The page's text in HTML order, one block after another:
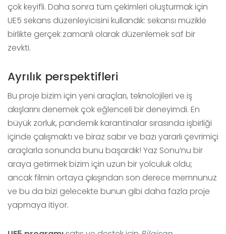
çok keyifli. Daha sonra tüm çekimleri oluşturmak için
UE5 sekans düzenleyicisini kullandık: sekansı müzikle
birlikte gerçek zamanlı olarak düzenlemek saf bir
zevkti.
Ayrılık perspektifleri
Bu proje bizim için yeni araçları, teknolojileri ve iş
akışlarını denemek çok eğlenceli bir deneyimdi. En
büyük zorluk, pandemik karantinalar sırasında işbirliği
içinde çalışmaktı ve biraz sabır ve bazı yararlı çevrimiçi
araçlarla sonunda bunu başardık! Yaz Sonu’nu bir
araya getirmek bizim için uzun bir yolculuk oldu;
ancak filmin ortaya çıkışından son derece memnunuz
ve bu da bizi gelecekte bunun gibi daha fazla proje
yapmaya itiyor.